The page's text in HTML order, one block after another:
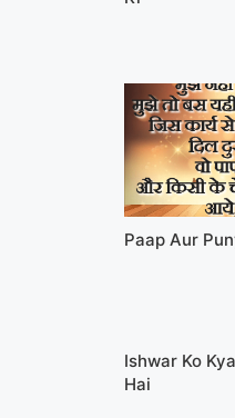
Paap Aur
Ishwar Ko
Hai